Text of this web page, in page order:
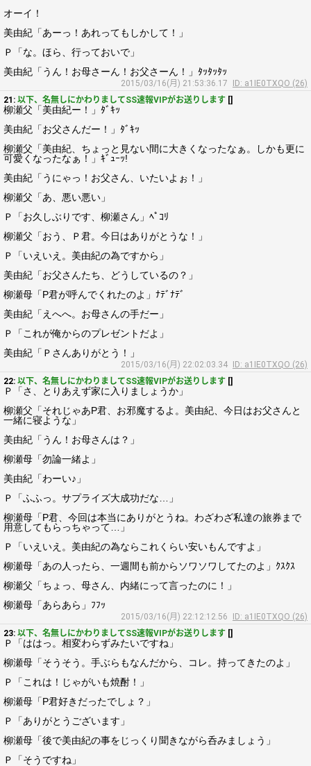
オーイ！
美由紀「あーっ！あれってもしかして！」
Ｐ「な。ほら、行っておいで」
美由紀「うん！お母さーん！お父さーん！」ﾀｯﾀｯﾀｯ
2015/03/16(月) 21:53:36.17
ID: a1IE0TXQO (26)
21: 以下、名無しにかわりましてSS速報VIPがお送りします []
柳瀬父「美由紀ー！」ﾀﾞｷｯ
美由紀「お父さんだー！」ﾀﾞｷｯ
柳瀬父「美由紀、ちょっと見ない間に大きくなったなぁ。しかも更に
可愛くなったなぁ！」ｷﾞｭｰｯ!
美由紀「うにゃっ！お父さん、いたいよぉ！」
柳瀬父「あ、悪い悪い」
Ｐ「お久しぶりです、柳瀬さん」ﾍﾟｺﾘ
柳瀬父「おう、Ｐ君。今日はありがとうな！」
Ｐ「いえいえ。美由紀の為ですから」
美由紀「お父さんたち、どうしているの？」
柳瀬母「P君が呼んでくれたのよ」ﾅﾃﾞﾅﾃﾞ
美由紀「えへへ。お母さんの手だー」
Ｐ「これが俺からのプレゼントだよ」
美由紀「Ｐさんありがとう！」
2015/03/16(月) 22:02:03.34
ID: a1IE0TXQO (26)
22: 以下、名無しにかわりましてSS速報VIPがお送りします []
Ｐ「さ、とりあえず家に入りましょうか」
柳瀬父「それじゃあP君、お邪魔するよ。美由紀、今日はお父さんと
一緒に寝ような」
美由紀「うん！お母さんは？」
柳瀬母「勿論一緒よ」
美由紀「わーい♪」
Ｐ「ふふっ。サプライズ大成功だな…」
柳瀬母「P君、今回は本当にありがとうね。わざわざ私達の旅券まで
用意してもらっちゃって…」
Ｐ「いえいえ。美由紀の為ならこれくらい安いもんですよ」
柳瀬母「あの人ったら、一週間も前からソワソワしてたのよ」ｸｽｸｽ
柳瀬父「ちょっ、母さん、内緒にって言ったのに！」
柳瀬母「あらあら」ﾌﾌｯ
2015/03/16(月) 22:12:12.56
ID: a1IE0TXQO (26)
23: 以下、名無しにかわりましてSS速報VIPがお送りします []
Ｐ「ははっ。相変わらずみたいですね」
柳瀬母「そうそう。手ぶらもなんだから、コレ。持ってきたのよ」
Ｐ「これは！じゃがいも焼酎！」
柳瀬母「P君好きだったでしょ？」
Ｐ「ありがとうございます」
柳瀬母「後で美由紀の事をじっくり聞きながら呑みましょう」
Ｐ「そうですね」